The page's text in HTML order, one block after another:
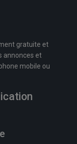
gratuite et
annonces et
mobile ou